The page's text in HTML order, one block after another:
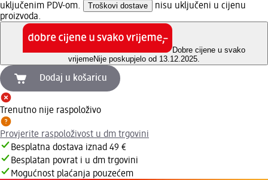
uključenim PDV-om.
Troškovi dostave
nisu uključeni u cijenu
proizvoda.
Dobre cijene u svako
vrijemeNije poskupjelo od 13.12.2025.
Dodaj u košaricu
Trenutno nije raspoloživo
Provjerite raspoloživost u dm trgovini
Besplatna dostava iznad 49 €
Besplatan povrat i u dm trgovini
Mogućnost plaćanja pouzećem